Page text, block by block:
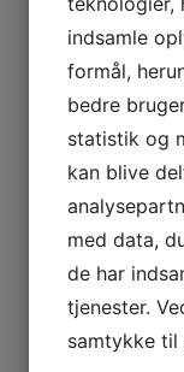
blevet et
været
Eleven ved
været muligt
problemet
GDPR-
De
2018, og
direktiver og
indsamle
formål,
bedre
statistik og
kan blive
med data,
de har
tjenester.
samtykke til